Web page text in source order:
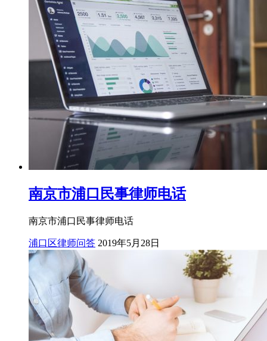
南京市浦口民事律师电话
南京市浦口民事律师电话
浦口区律师问答 2019年5月28日